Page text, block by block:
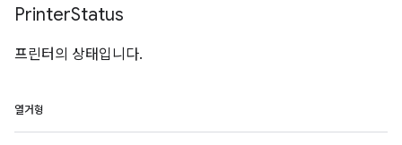
PrinterStatus
프린터의 상태입니다.
열거형